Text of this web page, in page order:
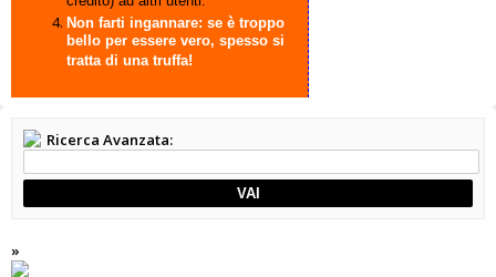
Non farti ingannare: se è troppo
bello per essere vero, spesso si
tratta di una truffa!
Ricerca Avanzata:
VAI
»